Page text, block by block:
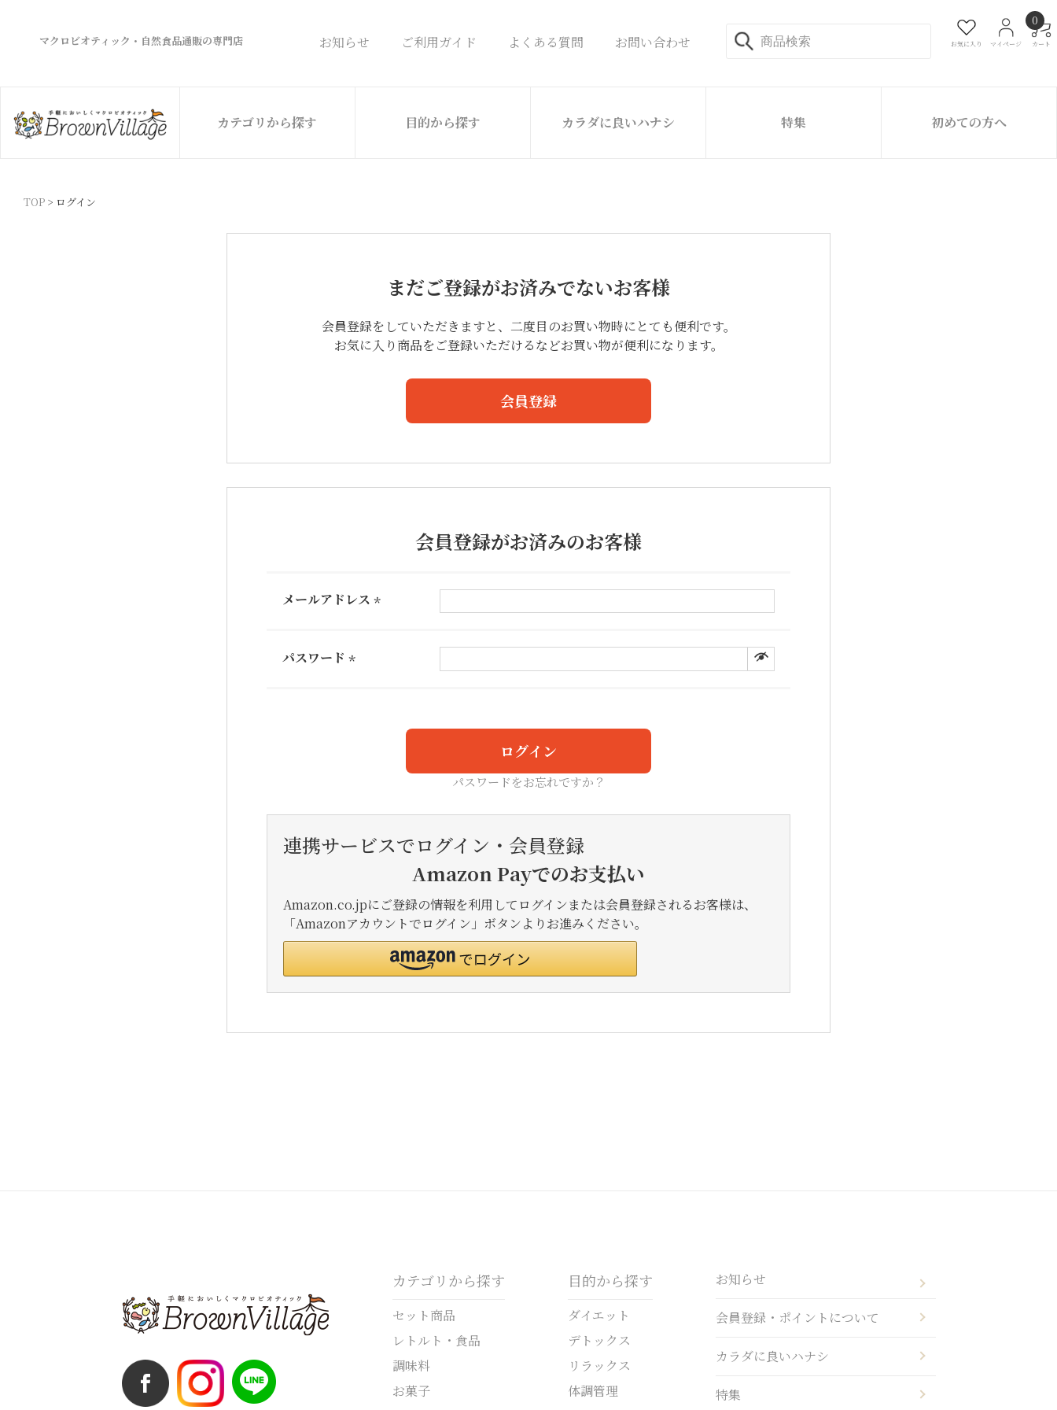
マクロビオティック・自然食品通販の専門店 お知らせ ご利用ガイド よくある質問 お問い合わせ お気に入り マイページ カート
0
カテゴリから探す 目的から探す カラダに良いハナシ 特集 初めての方へ
TOP ログイン
まだご登録がお済みでないお客様
会員登録をしていただきますと、二度目のお買い物時にとても便利です。
お気に入り商品をご登録いただけるなどお買い物が便利になります。
会員登録
会員登録がお済みのお客様
メールアドレス
パスワード
ログイン
パスワードをお忘れですか？
連携サービスでログイン・会員登録
Amazon Payでのお支払い
Amazon.co.jpにご登録の情報を利用してログインまたは会員登録されるお客様は、
「Amazonアカウントでログイン」ボタンよりお進みください。
カテゴリから探す
セット商品
レトルト・食品
調味料
お菓子
目的から探す
ダイエット
デトックス
リラックス
体調管理
お知らせ
会員登録・ポイントについて
カラダに良いハナシ
特集